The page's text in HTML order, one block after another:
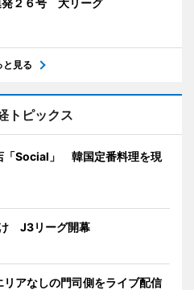
発２６号 大リーグ
と見る
トピックス
「Social」 韓国定番料理を現
J3リーグ開幕
アなしの門司側をライブ配信